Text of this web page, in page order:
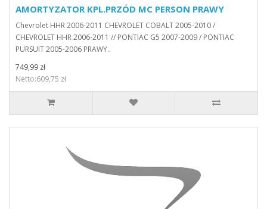
AMORTYZATOR KPL.PRZÓD MC PERSON PRAWY
Chevrolet HHR 2006-2011 CHEVROLET COBALT 2005-2010 /
CHEVROLET HHR 2006-2011 // PONTIAC G5 2007-2009 / PONTIAC
PURSUIT 2005-2006 PRAWY..
749,99 zł
Netto:609,75 zł